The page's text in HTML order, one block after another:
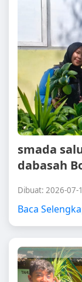
smada
dabasah
Dibuat: 2026-07-
Baca